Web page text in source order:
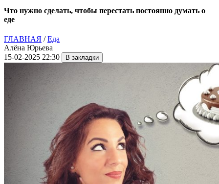
Что нужно сделать, чтобы перестать постоянно думать о
еде
ГЛАВНАЯ /Еда
Алёна Юрьева
15-02-2025 22:30